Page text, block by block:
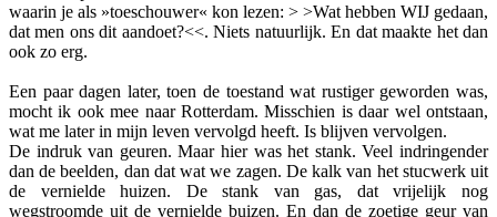
waarin je als »toeschouwer« kon lezen: > >Wat hebben WIJ gedaan,
dat men ons dit aandoet?<<. Niets natuurlijk. En dat maakte het dan
ook zo erg.
Een paar dagen later, toen de toestand wat rustiger geworden was,
mocht ik ook mee naar Rotterdam. Misschien is daar wel ontstaan,
wat me later in mijn leven vervolgd heeft. Is blijven vervolgen.
De indruk van geuren. Maar hier was het stank. Veel indringender
dan de beelden, dan dat wat we zagen. De kalk van het stucwerk uit
de vernielde huizen. De stank van gas, dat vrijelijk nog
wegstroomde uit de vernielde buizen. En dan de zoetige geur van